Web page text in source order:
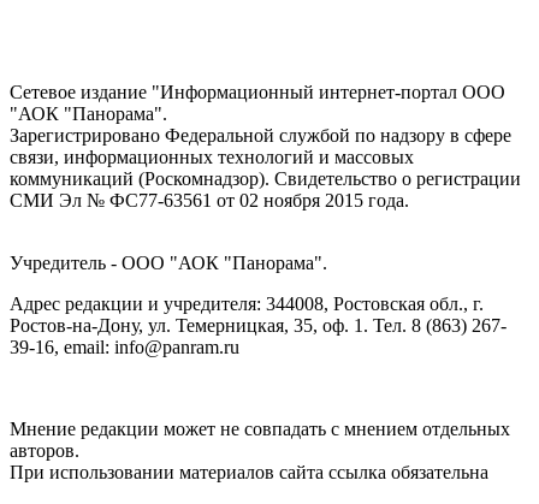
Сетевое издание "Информационный интернет-портал ООО
"АОК "Панорама".
Зарегистрировано Федеральной службой по надзору в сфере
связи, информационных технологий и массовых
коммуникаций (Роскомнадзор). Cвидетельство о регистрации
СМИ Эл № ФС77-63561 от 02 ноября 2015 года.
Учредитель - ООО "АОК "Панорама".
Адрес редакции и учредителя: 344008, Ростовская обл., г.
Ростов-на-Дону, ул. Темерницкая, 35, оф. 1. Тел. 8 (863) 267-
39-16, email: info@panram.ru
Мнение редакции может не совпадать с мнением отдельных
авторов.
При использовании материалов сайта ссылка обязательна